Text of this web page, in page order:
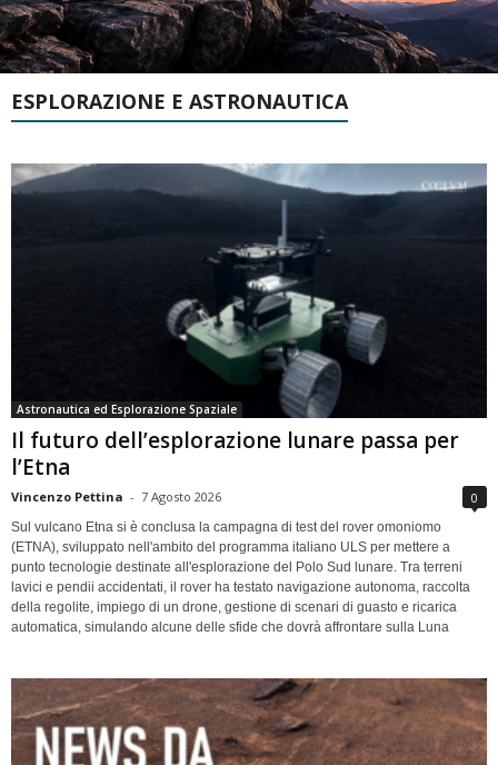
ESPLORAZIONE E ASTRONAUTICA
Astronautica ed Esplorazione Spaziale
Il futuro dell’esplorazione lunare passa per
l’Etna
Vincenzo Pettina - 7 Agosto 2026 0
Sul vulcano Etna si è conclusa la campagna di test del rover omoniomo
(ETNA), sviluppato nell'ambito del programma italiano ULS per mettere a
punto tecnologie destinate all'esplorazione del Polo Sud lunare. Tra terreni
lavici e pendii accidentati, il rover ha testato navigazione autonoma, raccolta
della regolite, impiego di un drone, gestione di scenari di guasto e ricarica
automatica, simulando alcune delle sfide che dovrà affrontare sulla Luna